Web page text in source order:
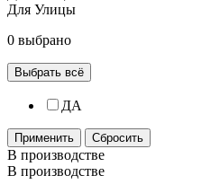
Для Улицы
0 выбрано
Выбрать всё
ДА
Применить Сбросить
В производстве
В производстве